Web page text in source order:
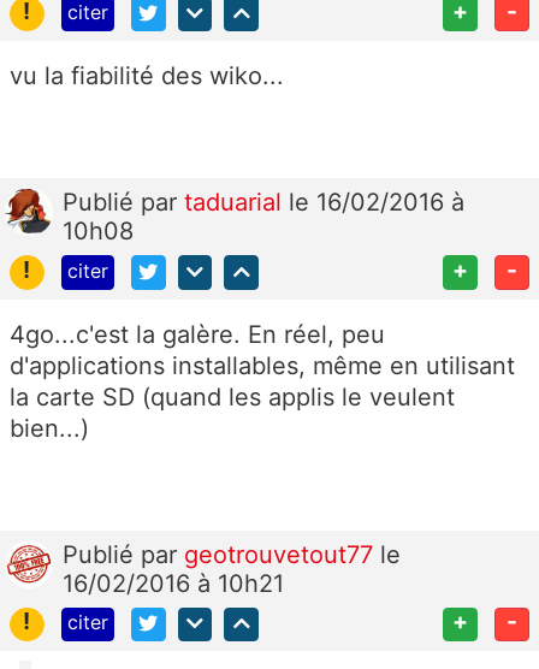
! citer + -
vu la fiabilité des wiko...
Publié par taduarial le 16/02/2016 à
10h08
!
citer + -
4go...c'est la galère. En réel, peu
d'applications installables, même en utilisant
la carte SD (quand les applis le veulent
bien...)
Publié par geotrouvetout77 le
16/02/2016 à 10h21
!
citer + -